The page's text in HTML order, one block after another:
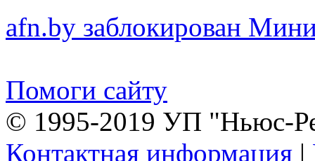
afn.by заблокирован
Помоги сайту
© 1995-2019 УП "Ньюс-
Контактная информация |